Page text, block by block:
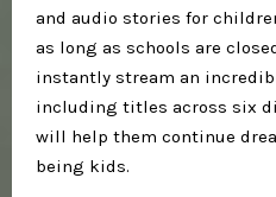
and audio stories for
as long as schools are
instantly stream an
including titles across six
will help them continue
being kids.